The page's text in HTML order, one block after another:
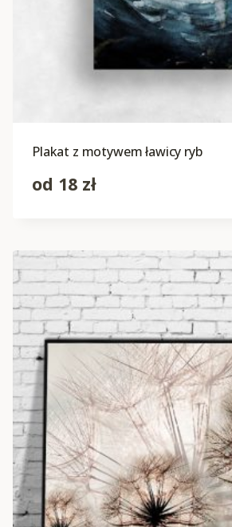
Plakat z motywem ławicy ryb
od 18 zł